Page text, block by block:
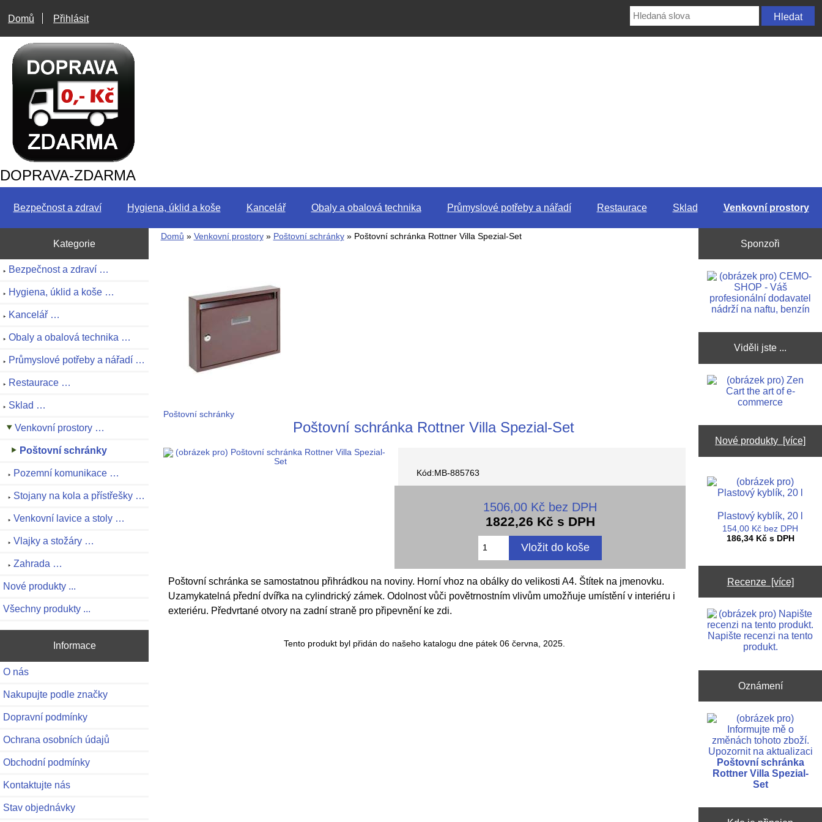
Domů Přihlásit
DOPRAVA-ZDARMA
Bezpečnost a zdraví Hygiena, úklid a koše Kancelář Obaly a obalová technika Průmyslové potřeby a nářadí Restaurace Sklad Venkovní prostory
Kategorie
Bezpečnost a zdraví …
Hygiena, úklid a koše …
Kancelář …
Obaly a obalová technika …
Průmyslové potřeby a nářadí …
Restaurace …
Sklad …
Venkovní prostory …
Poštovní schránky
Pozemní komunikace …
Stojany na kola a přístřešky …
Venkovní lavice a stoly …
Vlajky a stožáry …
Zahrada …
Nové produkty ...
Všechny produkty ...
Informace
O nás
Nakupujte podle značky
Dopravní podmínky
Ochrana osobních údajů
Obchodní podmínky
Kontaktujte nás
Stav objednávky
Domů » Venkovní prostory» Poštovní schránky» Poštovní schránka Rottner Villa Spezial-Set
Poštovní schránky
Poštovní schránka Rottner Villa Spezial-Set
Kód:MB-885763
1506,00 Kč bez DPH
1822,26 Kč s DPH
Poštovní schránka se samostatnou přihrádkou na noviny. Horní vhoz na obálky do velikosti A4. Štítek na jmenovku.
Uzamykatelná přední dvířka na cylindrický zámek. Odolnost vůči povětrnostním vlivům umožňuje umístění v interiéru i
exteriéru. Předvrtané otvory na zadní straně pro připevnění ke zdi.
Tento produkt byl přidán do našeho katalogu dne pátek 06 června, 2025.
Sponzoři
Viděli jste ...
Nové produkty [více]
Plastový kyblík, 20 l
154,00 Kč bez DPH
186,34 Kč s DPH
Recenze [více]
Napište recenzi na tento
produkt.
Oznámení
Upozornit na aktualizaci
Poštovní schránka
Rottner Villa Spezial-
Set